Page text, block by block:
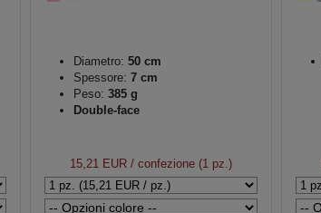
Diametro: 50 cm
Spessore: 7 cm
Peso: 385 g
Double-face
15,21 EUR/ confezione (1 pz.)